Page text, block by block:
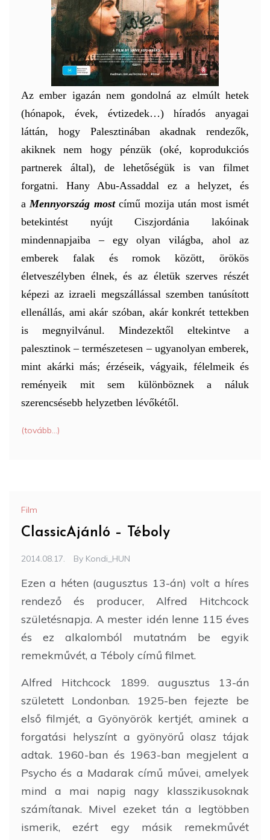
Az ember igazán nem gondolná az elmúlt hetek
(hónapok, évek, évtizedek…) híradós anyagai
láttán, hogy Palesztinában akadnak rendezők,
akiknek nem hogy pénzük (oké, koprodukciós
partnerek által), de lehetőségük is van filmet
forgatni. Hany Abu-Assaddal ez a helyzet, és
aMennyország mostcímű mozija után most ismét
betekintést nyújt Ciszjordánia lakóinak
mindennapjaiba – egy olyan világba, ahol az
emberek falak és romok között, örökös
életveszélyben élnek, és az életük szerves részét
képezi az izraeli megszállással szemben tanúsított
ellenállás, ami akár szóban, akár konkrét tettekben
is megnyilvánul. Mindezektől eltekintve a
palesztinok – természetesen – ugyanolyan emberek,
mint akárki más; érzéseik, vágyaik, félelmeik és
reményeik mit sem különböznek a náluk
szerencsésebb helyzetben lévőkétől.
(tovább…)
Film
ClassicAjánló – Téboly
2014.08.17. By Kondi_HUN
Ezen a héten (augusztus 13-án) volt a híres
rendező és producer, Alfred Hitchcock
születésnapja. A mester idén lenne 115 éves
és ez alkalomból mutatnám be egyik
remekművét, a Téboly című filmet.
Alfred Hitchcock 1899. augusztus 13-án
született Londonban. 1925-ben fejezte be
első filmjét, a Gyönyörök kertjét, aminek a
forgatási helyszínt a gyönyörű olasz tájak
adtak. 1960-ban és 1963-ban megjelent a
Psycho és a Madarak című művei, amelyek
mind a mai napig nagy klasszikusoknak
számítanak. Mivel ezeket tán a legtöbben
ismerik, ezért egy másik remekművét